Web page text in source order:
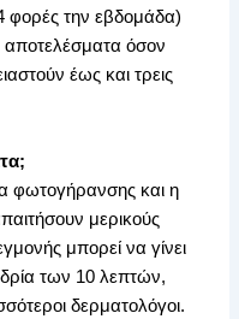
φορές την εβδομάδα)
αποτελέσματα όσον
έως και τρεις
φωτογήρανσης και η
μερικούς
μπορεί να γίνει
των 10 λεπτών,
δερματολόγοι.